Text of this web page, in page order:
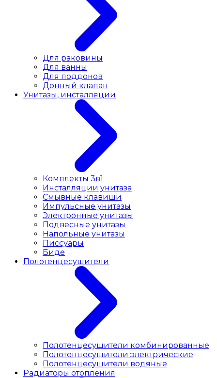
Для раковины
Для ванны
Для поддонов
Донный клапан
Унитазы, инсталляции
Комплекты 3в1
Инсталляции унитаза
Смывные клавиши
Импульсные унитазы
Электронные унитазы
Подвесные унитазы
Напольные унитазы
Писсуары
Биде
Полотенцесушители
Полотенцесушители комбинированные
Полотенцесушители электрические
Полотенцесушители водяные
Радиаторы отопления